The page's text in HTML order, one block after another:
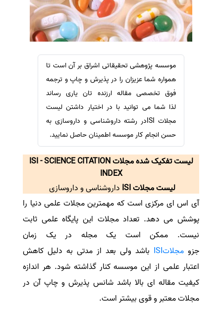
ترجمه عربی به فارسی
مشاهده همه زبان ها
سفارش ویرایش
سفارش پارافریز
سفارش فرمت‌بندی
سفارش کاهش کمیت
سفارش معرفی مجله
سفارش معرفی مقاله
سفارش معرفی کتاب
سفارش چکیده مبسوط
سفارش ترجمه مولتی‌مدیا
سفارش گویندگی
سفارش ترجمه همزمان
سفارش چکیده گرافیکی
سفارش تهیه کاورلتر
سفارش انگیزه‌نامه‌SOP
موسسه پژوهشی تحقیقاتی اشراق بر آن است تا
همواره شما عزیزان را در پذیرش و چاپ و ترجمه
فوق تخصصی مقاله ارزنده تان یاری رساند
لذا شما می توانید با در اختیار داشتن لیست
مجلات ISIدر رشته داروشناسی و داروسازی به
حسن انجام کار موسسه اطمینان حاصل نمایید.
لیست تفکیک شده مجلات ISI - SCIENCE CITATION
INDEX
لیست مجلات ISI
داروشناسی و داروسازی
آی اس ای مرکزی است که مهمترین مجلات علمی دنیا را
پوشش می دهد. تعداد مجلات این پایگاه علمی ثابت
نیست. ممکن است یک مجله در یک زمان
جزو مجلاتISI
باشد ولی بعد از مدتی به دلیل کاهش
اعتبار علمی از این موسسه کنار گذاشته شود. هر اندازه
کیفیت مقاله ای بالا باشد شانس پذیرش و چاپ آن در
مجلات معتبر و قوی بیشتر است.